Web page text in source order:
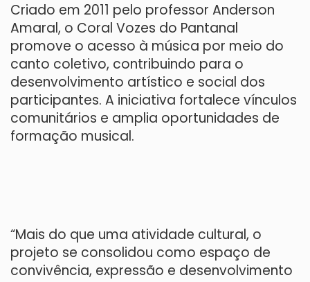
Criado em 2011 pelo professor Anderson
Amaral, o Coral Vozes do Pantanal
promove o acesso à música por meio do
canto coletivo, contribuindo para o
desenvolvimento artístico e social dos
participantes. A iniciativa fortalece vínculos
comunitários e amplia oportunidades de
formação musical.
“Mais do que uma atividade cultural, o
projeto se consolidou como espaço de
convivência, expressão e desenvolvimento